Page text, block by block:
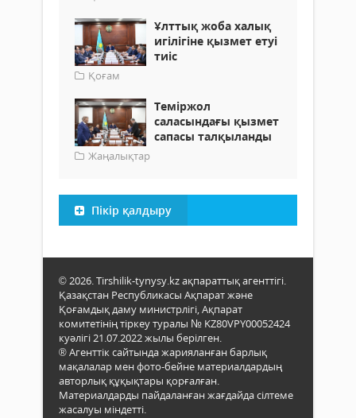
Ұлттық жоба халық
игілігіне қызмет етуі
тиіс
Қоғам
Теміржол
саласындағы қызмет
сапасы талқыланды
Жаңалықтар
Пікір қалдыру
© 2026. Tirshilik-tynysy.kz ақпараттық агенттігі.
Қазақстан Республикасы Ақпарат және
Қоғамдық даму министрлігі, Ақпарат
комитетінің тіркеу туралы № KZ80VPY00052424
куәлігі 21.07.2022 жылы берілген.
® Агенттік сайтында жарияланған барлық
мақалалар мен фото-бейне материалдардың
авторлық құқықтары қорғалған.
Материалдарды пайдаланған жағдайда сілтеме
жасалуы міндетті.